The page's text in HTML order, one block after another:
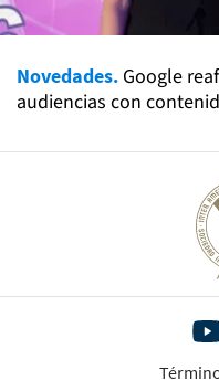
Novedades. Google
audiencias con